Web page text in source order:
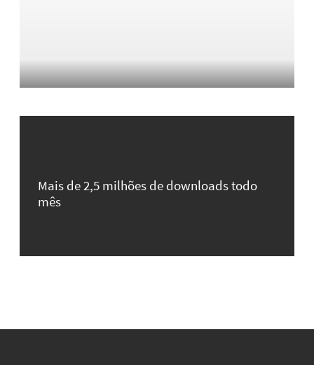
Mais de 2,5 milhões de downloads todo
mês